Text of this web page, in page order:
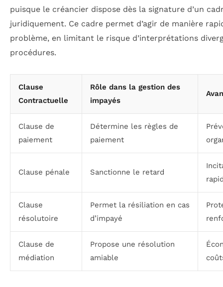
puisque le créancier dispose dès la signature d’un
juridiquement. Ce cadre permet d’agir de manière
problème, en limitant le risque d’interprétations
procédures.
Clause
Contractuelle
Rôle dans la gestion des
impayés
Clause de
paiement
Détermine les règles de
paiement
Clause pénale Sanctionne le retard
Clause
résolutoire
Permet la résiliation en cas
d’impayé
Clause de
médiation
Propose une résolution
amiable